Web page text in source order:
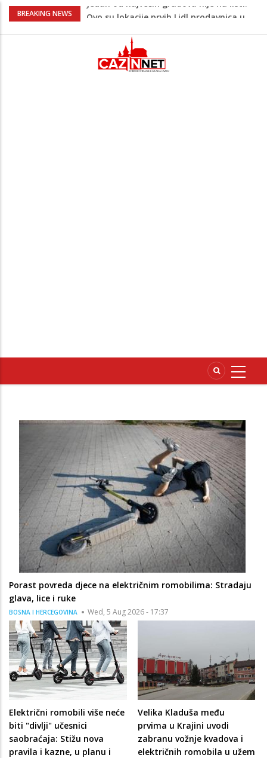
BREAKING NEWS
Majka Izeta Nanića progovorila nakon
poniženje na mjestu gdje se odaje
počast mom sinu"
Prvi put u više od 40 godina: Saudijska
Porast povreda djece na električnim romobilima: Stradaju
glava, lice i ruke
BOSNA I HERCEGOVINA Wed, 5 Aug 2026 - 17:37
Električni romobili više neće
biti "divlji" učesnici
saobraćaja: Stižu nova
pravila i kazne, u planu i
Velika Kladuša među
prvima u Krajini uvodi
zabranu vožnje kvadova i
električnih romobila u užem